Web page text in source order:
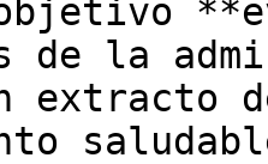
de la
extracto